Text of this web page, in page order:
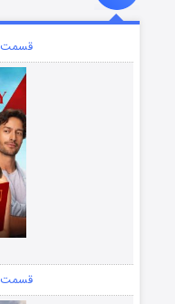
قسمت
قسمت